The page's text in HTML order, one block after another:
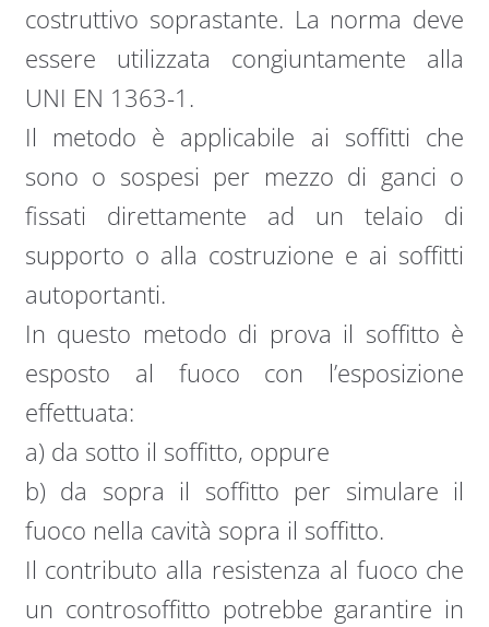
costruttivo soprastante. La norma deve
essere utilizzata congiuntamente alla
UNI EN 1363-1.
Il metodo è applicabile ai soffitti che
sono o sospesi per mezzo di ganci o
fissati direttamente ad un telaio di
supporto o alla costruzione e ai soffitti
autoportanti.
In questo metodo di prova il soffitto è
esposto al fuoco con l’esposizione
effettuata:
a) da sotto il soffitto, oppure
b) da sopra il soffitto per simulare il
fuoco nella cavità sopra il soffitto.
Il contributo alla resistenza al fuoco che
un controsoffitto potrebbe garantire in